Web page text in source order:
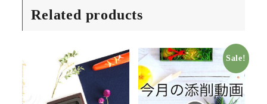
Related products
Sale!